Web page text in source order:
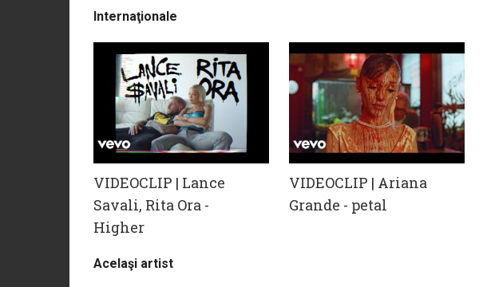
Internaţionale
VIDEOCLIP | Lance
Savali, Rita Ora -
Higher
VIDEOCLIP | Ariana
Grande - petal
Acelaşi artist